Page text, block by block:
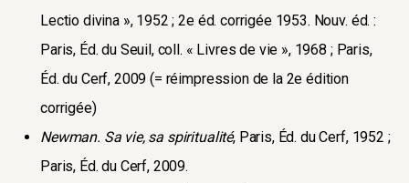
Lectio divina », 1952 ; 2e éd. corrigée 1953. Nouv. éd. :
Paris, Éd. du Seuil, coll. « Livres de vie », 1968 ; Paris,
Éd. du Cerf, 2009 (= réimpression de la 2e édition
corrigée)
Newman. Sa vie, sa spiritualité, Paris, Éd. du Cerf, 1952 ;
Paris, Éd. du Cerf, 2009.